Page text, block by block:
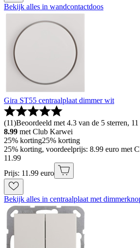
Bekijk alles in wandcontactdoos
Gira ST55 centraalplaat dimmer wit
(11)Beoordeeld met 4.3 van de 5 sterren,
8.99 met Club Karwei
25% korting25% korting
25% korting, voordeelprijs: 8.99 euro met
11 .99
Prijs: 11.99 euro
Bekijk alles in centraalplaat met